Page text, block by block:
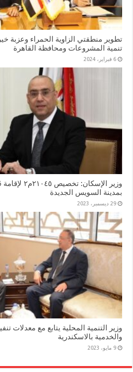
تطوير منطقتي الزاوية الحمراء وعزبة خير
تنمية المشروعات ومحافظة القاهرة
6 فبراير، 2024
بمدينة السويس الجديدة
29 ديسمبر، 2023
وزير التنمية المحلية يتابع مع معدلات
والخدمية بالاسكندرية
9 مايو، 2023